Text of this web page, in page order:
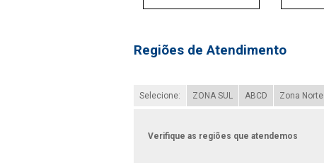
Regiões de Atendimento
Selecione: ZONA SUL ABCD Zona Norte
Verifique as regiões que atendemos